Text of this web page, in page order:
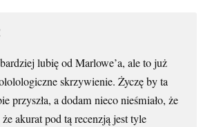
lubię od Marlowe’a, ale to już
skrzywienie. Życzę by ta
przyszła, a dodam nieco nieśmiało, że
akurat pod tą recenzją jest tyle